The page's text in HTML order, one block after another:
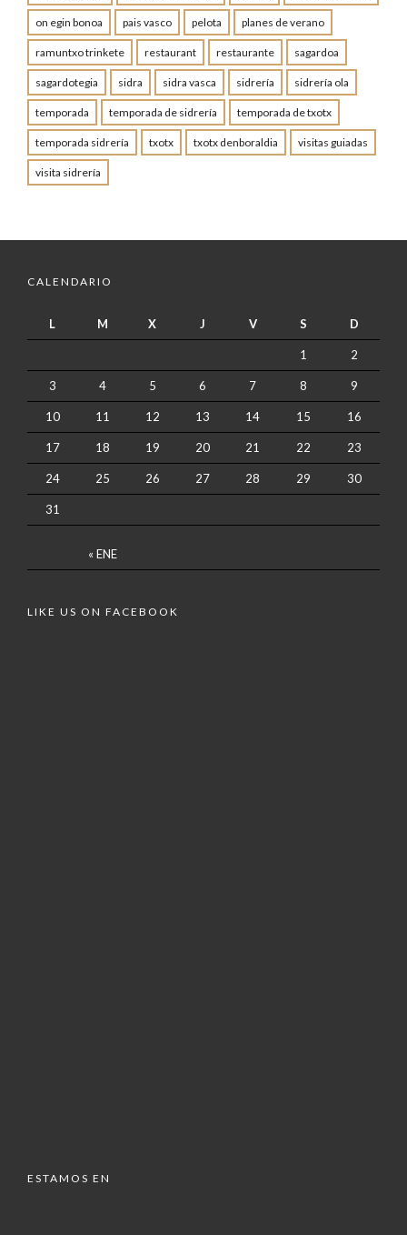
on egin bonoa pais vasco pelota planes de verano
ramuntxo trinkete restaurant restaurante sagardoa
sagardotegia sidra sidra vasca sidrería sidrería ola
temporada temporada de sidrería temporada de txotx
temporada sidrería txotx txotx denboraldia visitas guiadas
visita sidrería
CALENDARIO
L M X J V S D
« ENE
1 2
3 4 5 6 7 8 9
10 11 12 13 14 15 16
17 18 19 20 21 22 23
24 25 26 27 28 29 30
31
LIKE US ON FACEBOOK
ESTAMOS EN